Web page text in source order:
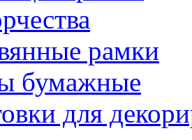
рамки
бумажные
для